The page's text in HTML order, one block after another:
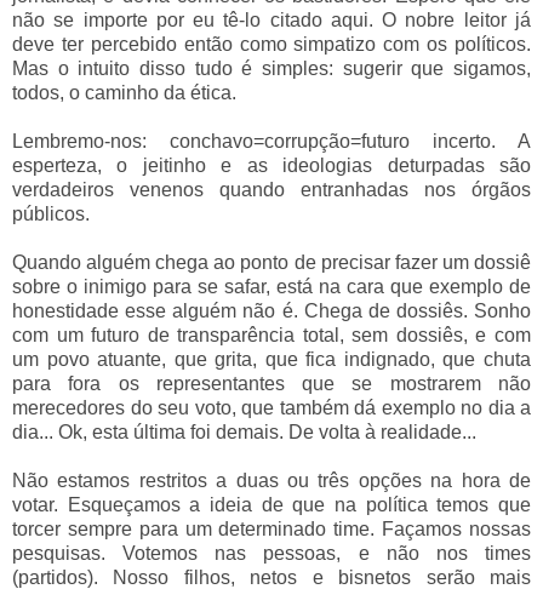
não se importe por eu tê-lo citado aqui. O nobre leitor já
deve ter percebido então como simpatizo com os políticos.
Mas o intuito disso tudo é simples: sugerir que sigamos,
todos, o caminho da ética.
Lembremo-nos: conchavo=corrupção=futuro incerto. A
esperteza, o jeitinho e as ideologias deturpadas são
verdadeiros venenos quando entranhadas nos órgãos
públicos.
Quando alguém chega ao ponto de precisar fazer um dossiê
sobre o inimigo para se safar, está na cara que exemplo de
honestidade esse alguém não é. Chega de dossiês. Sonho
com um futuro de transparência total, sem dossiês, e com
um povo atuante, que grita, que fica indignado, que chuta
para fora os representantes que se mostrarem não
merecedores do seu voto, que também dá exemplo no dia a
dia... Ok, esta última foi demais. De volta à realidade...
Não estamos restritos a duas ou três opções na hora de
votar. Esqueçamos a ideia de que na política temos que
torcer sempre para um determinado time. Façamos nossas
pesquisas. Votemos nas pessoas, e não nos times
(partidos). Nosso filhos, netos e bisnetos serão mais